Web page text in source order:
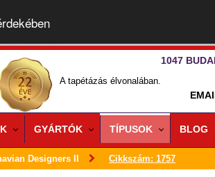
A tapétázás élvonalában.
1047
GYÁRTÓK TÍPUSOK BLOG
Designers II Cikkszám: 1757